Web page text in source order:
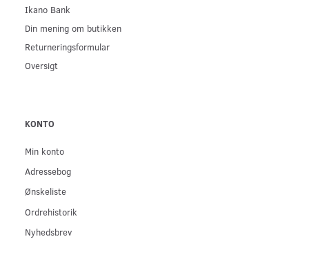
Ikano Bank
Din mening om butikken
Returneringsformular
Oversigt
KONTO
Min konto
Adressebog
Ønskeliste
Ordrehistorik
Nyhedsbrev